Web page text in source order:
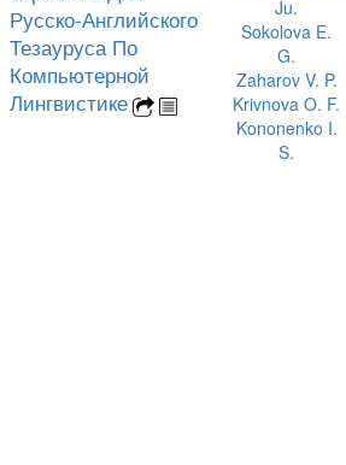
Русско-Английского
Тезауруса По
Компьютерной
Лингвистике
Ju.
Sokolova E.
G.
Zaharov V. P.
Krivnova O. F.
Kononenko I.
S.